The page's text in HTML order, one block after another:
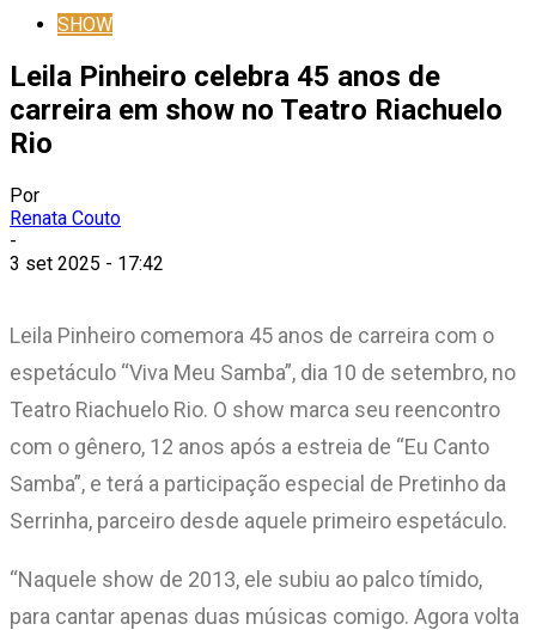
SHOW
Leila Pinheiro celebra 45 anos de
carreira em show no Teatro Riachuelo
Rio
Por
Renata Couto
-
3 set 2025 - 17:42
Leila Pinheiro comemora 45 anos de carreira com o
espetáculo “Viva Meu Samba”, dia 10 de setembro, no
Teatro Riachuelo Rio. O show marca seu reencontro
com o gênero, 12 anos após a estreia de “Eu Canto
Samba”, e terá a participação especial de Pretinho da
Serrinha, parceiro desde aquele primeiro espetáculo.
“Naquele show de 2013, ele subiu ao palco tímido,
para cantar apenas duas músicas comigo. Agora volta